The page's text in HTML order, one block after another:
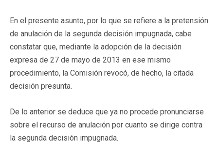
En el presente asunto, por lo que se refiere a la pretensión
de anulación de la segunda decisión impugnada, cabe
constatar que, mediante la adopción de la decisión
expresa de 27 de mayo de 2013 en ese mismo
procedimiento, la Comisión revocó, de hecho, la citada
decisión presunta.
De lo anterior se deduce que ya no procede pronunciarse
sobre el recurso de anulación por cuanto se dirige contra
la segunda decisión impugnada.